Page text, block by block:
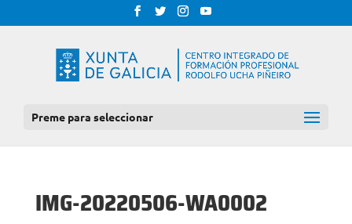
Preme para seleccionar
IMG-20220506-WA0002